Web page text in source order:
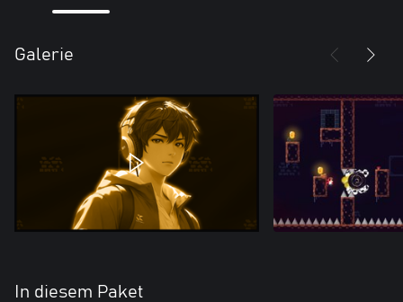
Galerie
In diesem Paket